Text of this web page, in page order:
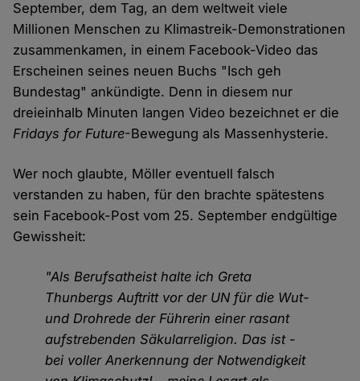
September, dem Tag, an dem weltweit viele
Millionen Menschen zu Klimastreik-Demonstrationen
zusammenkamen, in einem Facebook-Video das
Erscheinen seines neuen Buchs "Isch geh
Bundestag" ankündigte. Denn in diesem nur
dreieinhalb Minuten langen Video bezeichnet er die
Fridays for Future-Bewegung als Massenhysterie.
Wer noch glaubte, Möller eventuell falsch
verstanden zu haben, für den brachte spätestens
sein Facebook-Post vom 25. September endgültige
Gewissheit:
"Als Berufsatheist halte ich Greta
Thunbergs Auftritt vor der UN für die Wut-
und Drohrede der Führerin einer rasant
aufstrebenden Säkularreligion. Das ist -
bei voller Anerkennung der Notwendigkeit